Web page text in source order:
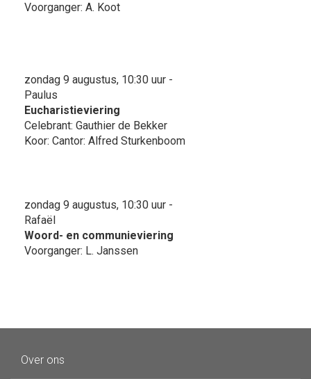
Voorganger: A. Koot
zondag 9 augustus, 10:30 uur -
Paulus
Eucharistieviering
Celebrant: Gauthier de Bekker
Koor: Cantor: Alfred Sturkenboom
zondag 9 augustus, 10:30 uur -
Rafaël
Woord- en communieviering
Voorganger: L. Janssen
Over ons